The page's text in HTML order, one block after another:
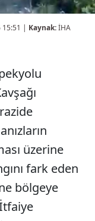
15:51 | Kaynak:İHA
üzerine
fark eden
bölgeye